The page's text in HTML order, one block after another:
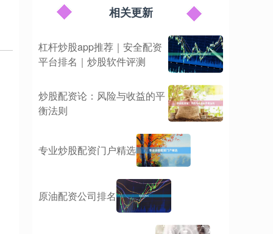
相关更新
杠杆炒股app推荐｜安全配资
平台排名｜炒股软件评测
炒股配资论：风险与收益的平
衡法则
专业炒股配资门户精选
原油配资公司排名